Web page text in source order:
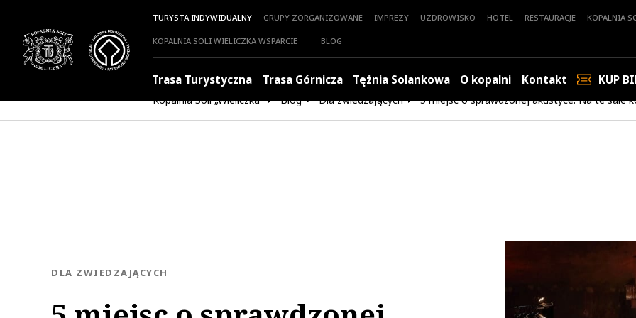
TURYSTA INDYWIDUALNY GRUPY ZORGANIZOWANE IMPREZY UZDROWISKO HOTEL RESTAURACJE
KOPALNIA
KOPALNIA SOLI WIELICZKA WSPARCIE
BLOG
Trasa Turystyczna Trasa Górnicza Tężnia Solankowa O kopalni Kontakt KUP
Kopalnia Soli „Wieliczka” Blog Dla zwiedzających 5 miejsc o sprawdzonej akustyce. Na te sale
KATEGORIA:
DLA ZWIEDZAJĄCYCH